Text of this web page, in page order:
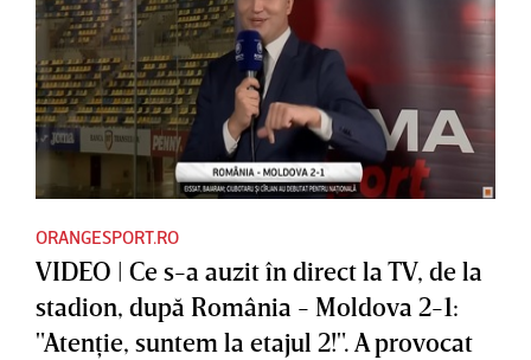
ORANGESPORT.RO
VIDEO | Ce s-a auzit în direct la TV, de la
stadion, după România - Moldova 2-1:
"Atenţie, suntem la etajul 2!". A provocat